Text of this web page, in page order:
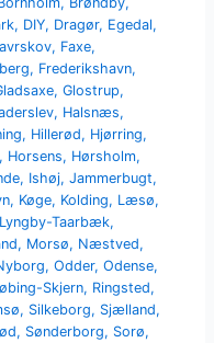
, DIY, Dragør, Egedal,
, Faxe,
, Frederikshavn,
,Glostrup,
, Halsnæs,
, Hillerød, Hjørring,
, Horsens, Hørsholm,
, Ishøj,Jammerbugt,
, Køge, Kolding, Læsø,
Lyngby-Taarbæk,
, Morsø, Næstved,
,Odder,Odense,
Skjern, Ringsted,
, Silkeborg, Sjælland,
, Sønderborg, Sorø,